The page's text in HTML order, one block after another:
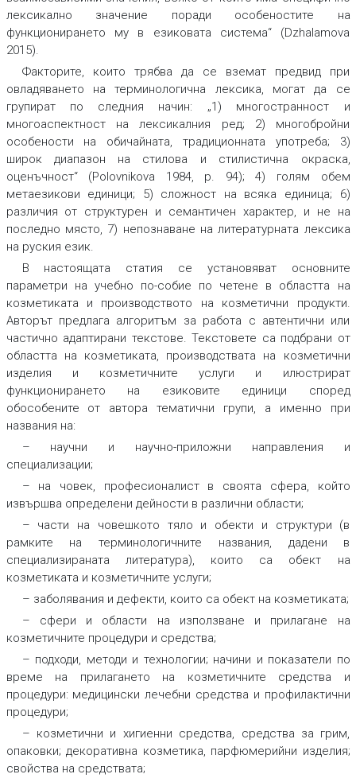
лексикално значение поради особеностите на
функционирането му в езиковата система“ (Dzhalamova
2015).
Факторите, които трябва да се вземат предвид при
овладяването на терминологична лексика, могат да се
групират по следния начин: „1) многостранност и
многоаспектност на лексикалния ред; 2) многобройни
особености на обичайната, традиционната употреба; 3)
широк диапазон на стилова и стилистична окраска,
оценъчност“ (Polovnikova 1984, р. 94); 4) голям обем
метаезикови единици; 5) сложност на всяка единица; 6)
различия от структурен и семантичен характер, и не на
последно място, 7) непознаване на литературната лексика
на руския език.
В настоящата статия се установяват основните
параметри на учебно по-собие по четене в областта на
козметиката и производството на козметични продукти.
Авторът предлага алгоритъм за работа с автентични или
частично адаптирани текстове. Текстовете са подбрани от
областта на козметиката, производствата на козметични
изделия и козметичните услуги и илюстрират
функционирането на езиковите единици според
обособените от автора тематични групи, а именно при
названия на:
– научни и научно-приложни направления и
специализации;
– на човек, професионалист в своята сфера, който
извършва определени дейности в различни области;
– части на човешкото тяло и обекти и структури (в
рамките на терминологичните названия, дадени в
специализираната литература), които са обект на
козметиката и козметичните услуги;
– заболявания и дефекти, които са обект на козметиката;
– сфери и области на използване и прилагане на
козметичните процедури и средства;
– подходи, методи и технологии; начини и показатели по
време на прилагането на козметичните средства и
процедури: медицински лечебни средства и профилактични
процедури;
– козметични и хигиенни средства, средства за грим,
опаковки; декоративна козметика, парфюмерийни изделия;
свойства на средствата;